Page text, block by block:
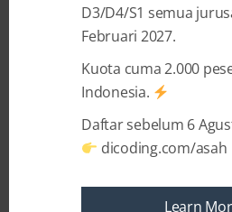
menarik di Tech in Asia
D3/D4/S1 semua
Februari 2027.
Kuota cuma 2.000
Indonesia.
Daftar sebelum 6
dicoding.com/asah
Learn